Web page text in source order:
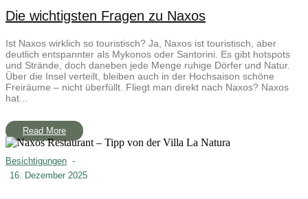
Die wichtigsten Fragen zu Naxos
Ist Naxos wirklich so touristisch? Ja, Naxos ist touristisch, aber
deutlich entspannter als Mykonos oder Santorini. Es gibt hotspots
und Strände, doch daneben jede Menge ruhige Dörfer und Natur.
Über die Insel verteilt, bleiben auch in der Hochsaison schöne
Freiräume – nicht überfüllt. Fliegt man direkt nach Naxos? Naxos
hat...
Read More
Besichtigungen -
16. Dezember 2025